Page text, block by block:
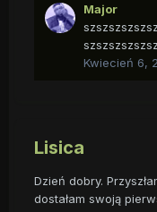
Major
Kwiecień 6,
Lisica
Dzień dobry.
dostałam swoją